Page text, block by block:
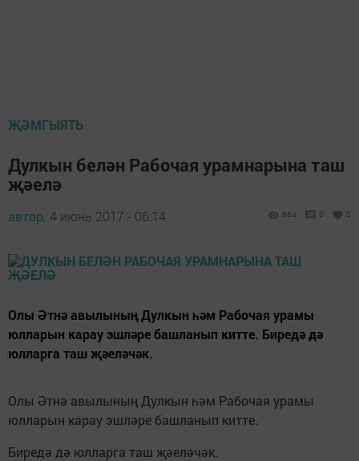
ҖӘМГЫЯТЬ
Дулкын белән Рабочая урамнарына таш
җәелә
автор, 4 июнь 2017 - 06:14 864 0 0
Олы Әтнә авылының Дулкын һәм Рабочая урамы
юлларын карау эшләре башланып китте. Биредә дә
юлларга таш җәеләчәк.
Олы Әтнә авылының Дулкын һәм Рабочая урамы
юлларын карау эшләре башланып китте.
Биредә дә юлларга таш җәеләчәк.